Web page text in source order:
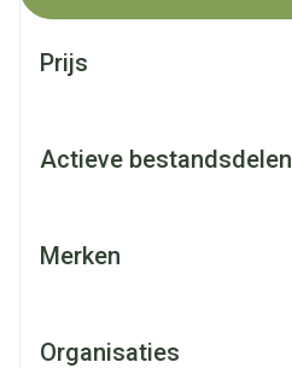
Prijs
Actieve bestandsdelen
Merken
Organisaties